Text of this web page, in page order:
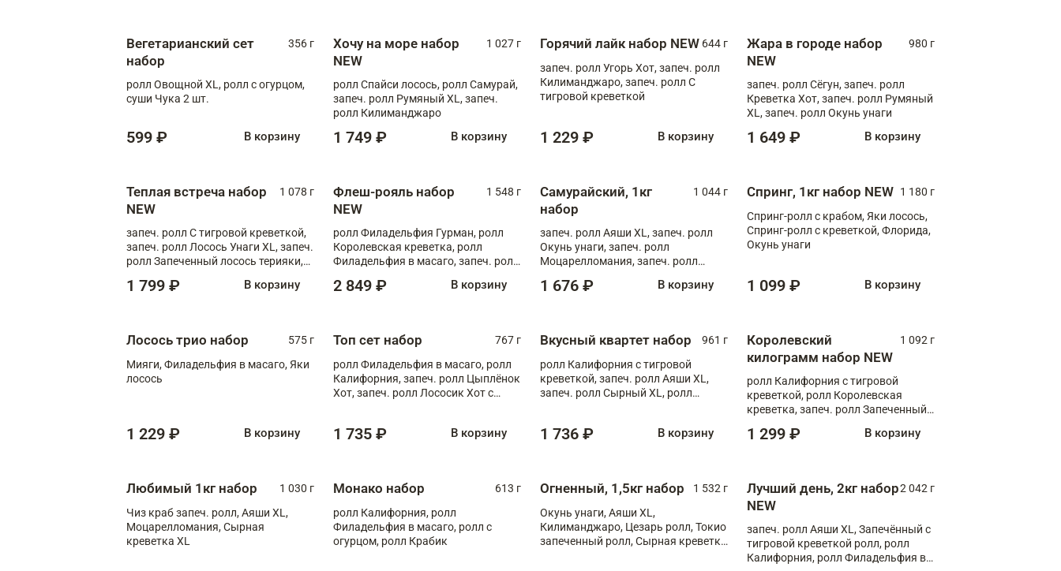
Вегетарианский сет
набор
356 г
ролл Овощной XL, ролл с огурцом,
суши Чука 2 шт.
599 ₽ В корзину
Хочу на море набор
NEW
1 027 г
ролл Спайси лосось, ролл Самурай,
запеч. ролл Румяный XL, запеч.
ролл Килиманджаро
1 749 ₽ В корзину
Горячий лайк набор NEW 644 г
запеч. ролл Угорь Хот, запеч. ролл
Килиманджаро, запеч. ролл С
тигровой креветкой
1 229 ₽ В корзину
Жара в городе набор
NEW
980 г
запеч. ролл Сёгун, запеч. ролл
Креветка Хот, запеч. ролл Румяный
XL, запеч. ролл Окунь унаги
1 649 ₽ В корзину
Теплая встреча набор
NEW
1 078 г
запеч. ролл С тигровой креветкой,
запеч. ролл Лосось Унаги XL, запеч.
ролл Запеченный лосось терияки,
1 799 ₽ В корзину
Флеш-рояль набор
NEW
1 548 г
ролл Филадельфия Гурман, ролл
Королевская креветка, ролл
Филадельфия в масаго, запеч. ролл
Тигровая креветка с моцареллой,
2 849 ₽ В корзину
Самурайский, 1кг
набор
1 044 г
запеч. ролл Аяши XL, запеч. ролл
Окунь унаги, запеч. ролл
Моцарелломания, запеч. ролл
1 676 ₽ В корзину
Спринг, 1кг набор NEW 1 180 г
Спринг-ролл с крабом, Яки лосось,
Спринг-ролл с креветкой, Флорида,
Окунь унаги
1 099 ₽ В корзину
Лосось трио набор
575 г
Мияги, Филадельфия в масаго, Яки
лосось
1 229 ₽ В корзину
Топ сет набор
767 г
ролл Филадельфия в масаго, ролл
Калифорния, запеч. ролл Цыплёнок
Хот, запеч. ролл Лососик Хот с
1 735 ₽ В корзину
Вкусный квартет набор
961 г
ролл Калифорния с тигровой
креветкой, запеч. ролл Аяши XL,
запеч. ролл Сырный XL, ролл
1 736 ₽ В корзину
Королевский
килограмм набор NEW
1 092 г
ролл Калифорния с тигровой
креветкой, ролл Королевская
креветка, запеч. ролл Запеченный
XL, запеч. ролл Крабик Хот
1 299 ₽ В корзину
Любимый 1кг набор
1 030 г
Чиз краб запеч. ролл, Аяши XL,
Моцарелломания, Сырная
креветка XL
Монако набор
613 г
ролл Калифорния, ролл
Филадельфия в масаго, ролл с
огурцом, ролл Крабик
Огненный, 1,5кг набор
1 532 г
Окунь унаги, Аяши XL,
Килиманджаро, Цезарь ролл, Токио
запеченный ролл, Сырная креветка
Лучший день, 2кг набор
NEW
2 042 г
запеч. ролл Аяши XL, Запечённый с
тигровой креветкой ролл, ролл
Калифорния, ролл Филадельфия в